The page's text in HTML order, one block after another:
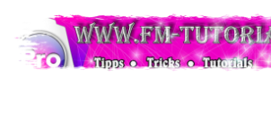
Inhalt
springen